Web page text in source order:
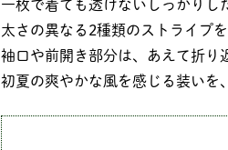
一枚で着ても透けないしっかりし
太さの異なる2種類のストライプを
袖口や前開き部分は、あえて折り
初夏の爽やかな風を感じる装いを